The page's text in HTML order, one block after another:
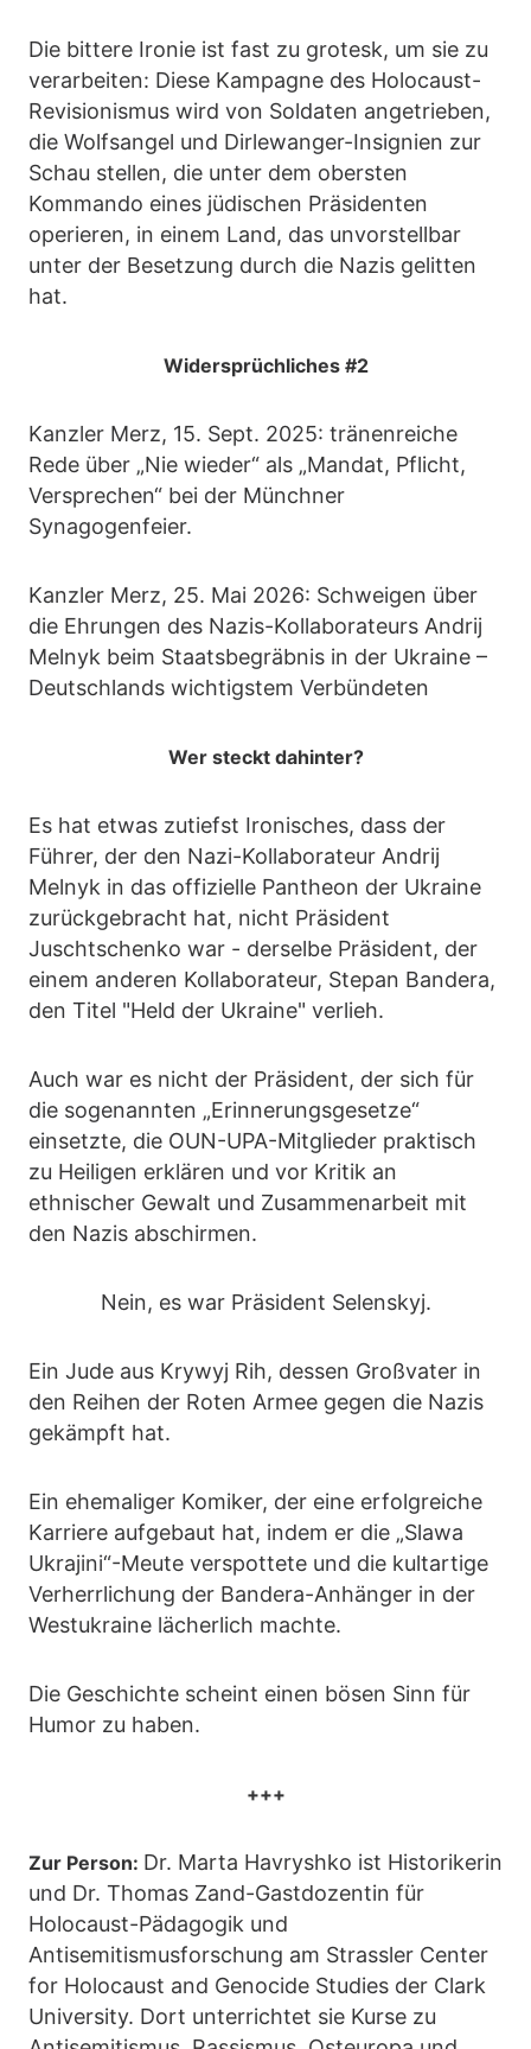
Die bittere Ironie ist fast zu grotesk, um sie zu
verarbeiten: Diese Kampagne des Holocaust-
Revisionismus wird von Soldaten angetrieben,
die Wolfsangel und Dirlewanger-Insignien zur
Schau stellen, die unter dem obersten
Kommando eines jüdischen Präsidenten
operieren, in einem Land, das unvorstellbar
unter der Besetzung durch die Nazis gelitten
hat.
Widersprüchliches #2
Kanzler Merz, 15. Sept. 2025: tränenreiche
Rede über „Nie wieder“ als „Mandat, Pflicht,
Versprechen“ bei der Münchner
Synagogenfeier.
Kanzler Merz, 25. Mai 2026: Schweigen über
die Ehrungen des Nazis-Kollaborateurs Andrij
Melnyk beim Staatsbegräbnis in der Ukraine –
Deutschlands wichtigstem Verbündeten
Wer steckt dahinter?
Es hat etwas zutiefst Ironisches, dass der
Führer, der den Nazi-Kollaborateur Andrij
Melnyk in das offizielle Pantheon der Ukraine
zurückgebracht hat, nicht Präsident
Juschtschenko war - derselbe Präsident, der
einem anderen Kollaborateur, Stepan Bandera,
den Titel "Held der Ukraine" verlieh.
Auch war es nicht der Präsident, der sich für
die sogenannten „Erinnerungsgesetze“
einsetzte, die OUN-UPA-Mitglieder praktisch
zu Heiligen erklären und vor Kritik an
ethnischer Gewalt und Zusammenarbeit mit
den Nazis abschirmen.
Nein, es war Präsident Selenskyj.
Ein Jude aus Krywyj Rih, dessen Großvater in
den Reihen der Roten Armee gegen die Nazis
gekämpft hat.
Ein ehemaliger Komiker, der eine erfolgreiche
Karriere aufgebaut hat, indem er die „Slawa
Ukrajini“-Meute verspottete und die kultartige
Verherrlichung der Bandera-Anhänger in der
Westukraine lächerlich machte.
Die Geschichte scheint einen bösen Sinn für
Humor zu haben.
+++
Zur Person: Dr. Marta Havryshko ist Historikerin
und Dr. Thomas Zand-Gastdozentin für
Holocaust-Pädagogik und
Antisemitismusforschung am Strassler Center
for Holocaust and Genocide Studies der Clark
University. Dort unterrichtet sie Kurse zu